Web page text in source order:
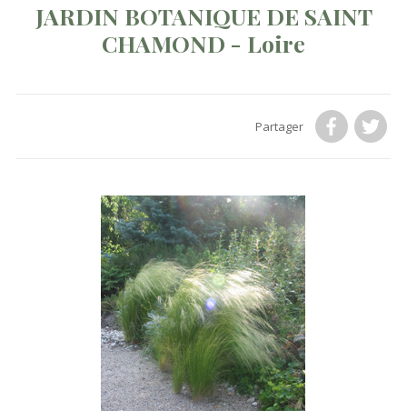
JARDIN BOTANIQUE DE SAINT
CHAMOND - Loire
Partager